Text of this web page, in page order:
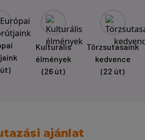
Kulturális
élmények
(26 út)
Törzsutasaink
kedvence
(22 út)
ajánlat